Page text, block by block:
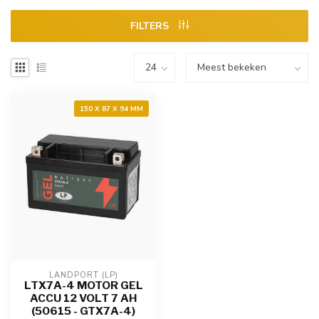
FILTERS
150 X 87 X 94 MM
LANDPORT (LP)
LTX7A-4 MOTOR GEL
ACCU 12 VOLT 7 AH
(50615 - GTX7A-4)